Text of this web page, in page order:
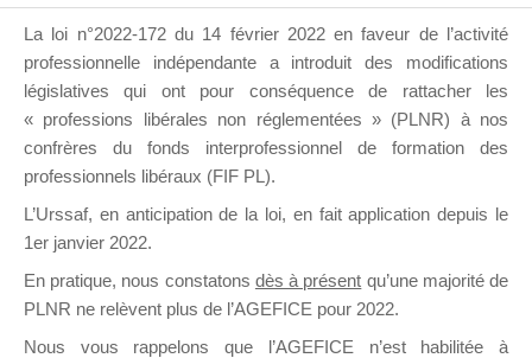
DU
DIRIGEANT
il y a un mois
La loi n°2022-172 du 14 février 2022 en faveur de l’activité
professionnelle indépendante a introduit des modifications
législatives qui ont pour conséquence de rattacher les
« professions libérales non réglementées » (PLNR) à nos
confrères du fonds interprofessionnel de formation des
professionnels libéraux (FIF PL).
L’Urssaf, en anticipation de la loi, en fait application depuis le
1er janvier 2022.
En pratique, nous constatons dès à présent qu’une majorité de
PLNR ne relèvent plus de l’AGEFICE pour 2022.
Nous vous rappelons que l’AGEFICE n’est habilitée à